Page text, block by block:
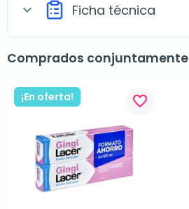
expand_more Ficha técnica
Comprados conjuntamente
¡En oferta! favorite_border